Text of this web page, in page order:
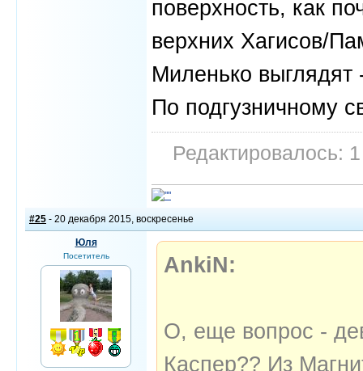
поверхность, как
верхних Хагисов/
Миленько выглядят
По подгузничному
Редактировалось:
#25 - 20 декабря 2015, воскресенье
Юля
Посетитель AnkiN:
О, еще вопрос -
Каспер?? Из